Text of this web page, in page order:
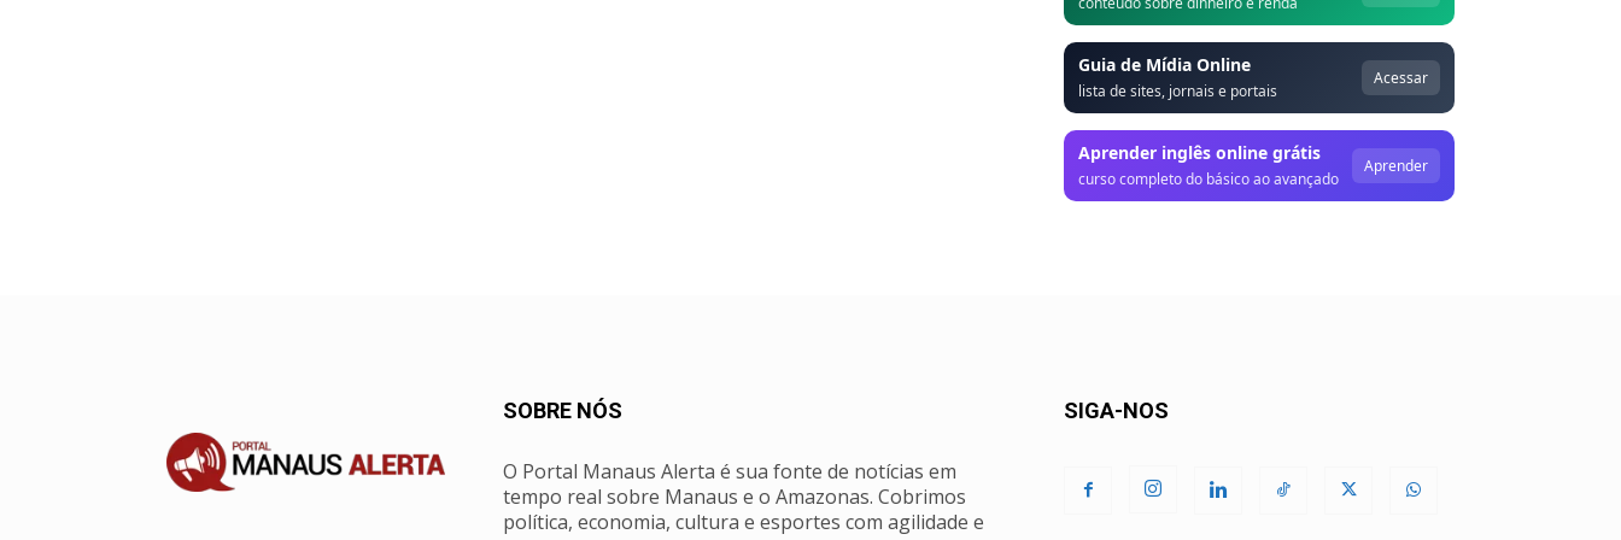
Guia de Mídia Online
lista de sites, jornais e portais
Acessar
Aprender inglês online grátis
curso completo do básico ao avançado
Aprender
SOBRE NÓS
O Portal Manaus Alerta é sua fonte de notícias em
tempo real sobre Manaus e o Amazonas. Cobrimos
política, economia, cultura e esportes com agilidade e
SIGA-NOS